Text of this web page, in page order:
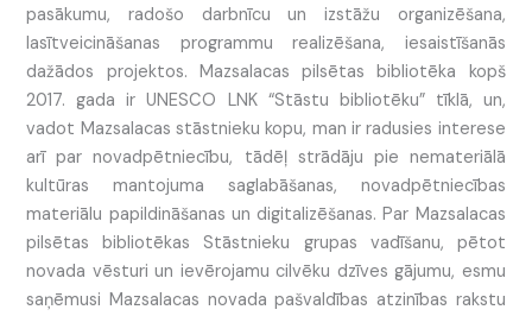
pasākumu, radošo darbnīcu un izstāžu organizēšana,
lasītveicināšanas programmu realizēšana, iesaistīšanās
dažādos projektos. Mazsalacas pilsētas bibliotēka kopš
2017. gada ir UNESCO LNK “Stāstu bibliotēku” tīklā, un,
vadot Mazsalacas stāstnieku kopu, man ir radusies interese
arī par novadpētniecību, tādēļ strādāju pie nemateriālā
kultūras mantojuma saglabāšanas, novadpētniecības
materiālu papildināšanas un digitalizēšanas. Par Mazsalacas
pilsētas bibliotēkas Stāstnieku grupas vadīšanu, pētot
novada vēsturi un ievērojamu cilvēku dzīves gājumu, esmu
saņēmusi Mazsalacas novada pašvaldības atzinības rakstu